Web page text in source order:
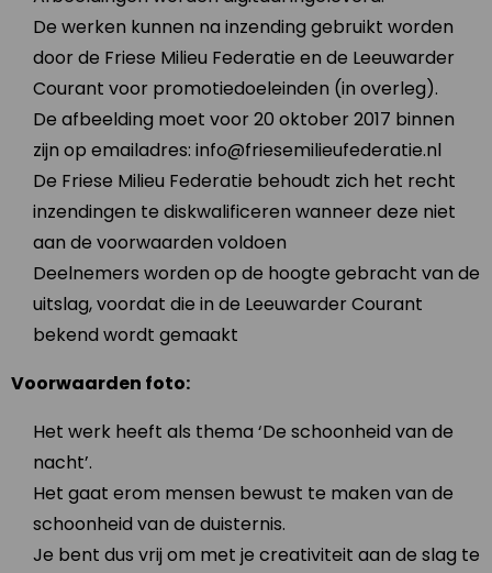
De werken kunnen na inzending gebruikt worden
door de Friese Milieu Federatie en de Leeuwarder
Courant voor promotiedoeleinden (in overleg).
De afbeelding moet voor 20 oktober 2017 binnen
zijn op emailadres: info@friesemilieufederatie.nl
De Friese Milieu Federatie behoudt zich het recht
inzendingen te diskwalificeren wanneer deze niet
aan de voorwaarden voldoen
Deelnemers worden op de hoogte gebracht van de
uitslag, voordat die in de Leeuwarder Courant
bekend wordt gemaakt
Voorwaarden foto:
Het werk heeft als thema ‘De schoonheid van de
nacht’.
Het gaat erom mensen bewust te maken van de
schoonheid van de duisternis.
Je bent dus vrij om met je creativiteit aan de slag te